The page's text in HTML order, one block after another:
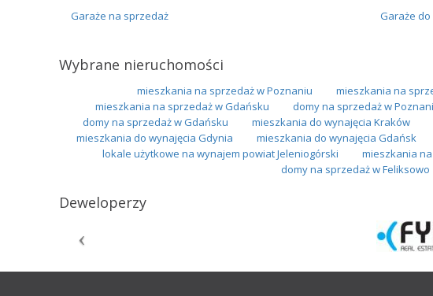
Garaże na sprzedaż
Garaże
Wybrane nieruchomości
mieszkania na sprzedaż w Poznaniu mieszkania na
mieszkania na sprzedaż w Gdańsku
domy na sprzedaż w
domy na sprzedaż w Gdańsku
mieszkania do wynajęcia Kraków
mieszkania do wynajęcia Gdynia
mieszkania do wynajęcia Gdańsk
lokale użytkowe na wynajem powiat Jeleniogórski
mieszkania
domy na sprzedaż w Feliksowo
Deweloperzy